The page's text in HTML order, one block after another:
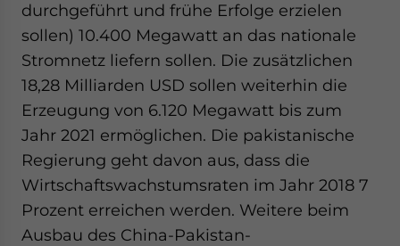
durchgeführt und frühe Erfolge erzielen
sollen) 10.400 Megawatt an das nationale
Stromnetz liefern sollen. Die zusätzlichen
18,28 Milliarden USD sollen weiterhin die
Erzeugung von 6.120 Megawatt bis zum
Jahr 2021 ermöglichen. Die pakistanische
Regierung geht davon aus, dass die
Wirtschaftswachstumsraten im Jahr 2018 7
Prozent erreichen werden. Weitere beim
Ausbau des China-Pakistan-